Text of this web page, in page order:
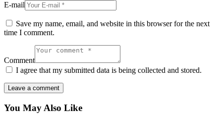
E-mail
Save my name, email, and website in this browser for the next
time I comment.
Comment
I agree that my submitted data is being collected and stored.
You May Also Like